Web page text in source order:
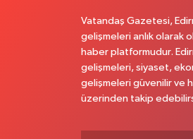
Vatandaş Gazetesi,
gelişmeleri anlık olarak
haber platformudur.
gelişmeleri, siyaset,
gelişmeleri güvenilir ve
üzerinden takip